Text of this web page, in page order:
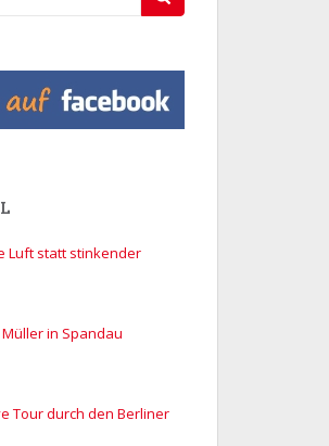
Luft statt stinkender
in Spandau
Tour durch den Berliner